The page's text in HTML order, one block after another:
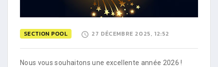
SECTION POOL 27 DÉCEMBRE 2025, 12:52
Nous vous souhaitons une excellente année 2026 !